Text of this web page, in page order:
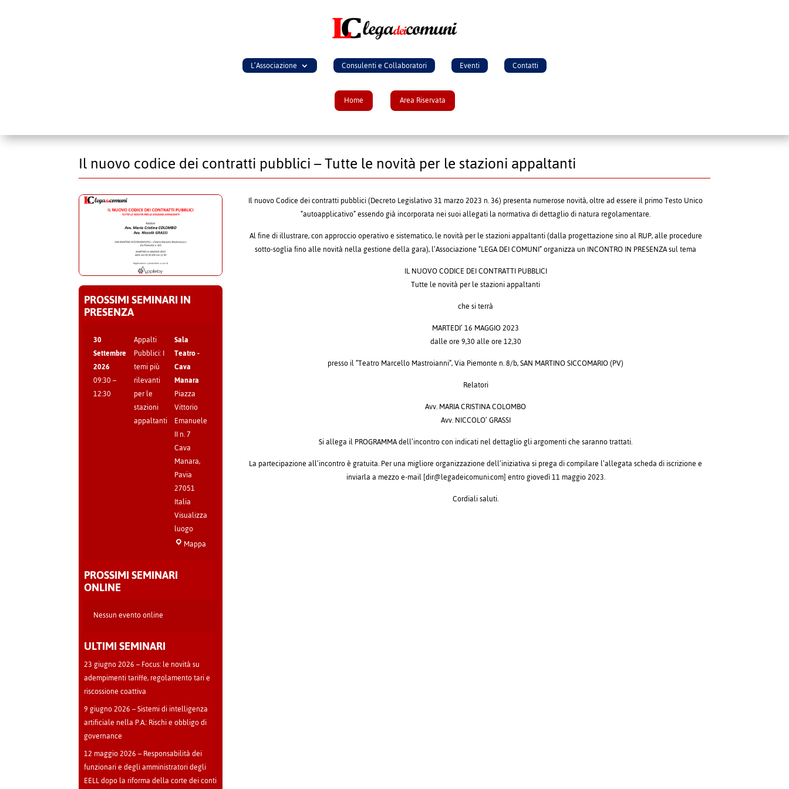
L’Associazione Consulenti e Collaboratori Eventi Contatti
Home Area Riservata
Il nuovo codice dei contratti pubblici – Tutte le novità per le stazioni appaltanti
PROSSIMI SEMINARI IN
PRESENZA
30
Settembre
2026
09:30–
12:30
Appalti
Pubblici: I
temi più
rilevanti
per le
stazioni
appaltanti
Sala
Teatro -
Cava
Manara
Piazza
Vittorio
Emanuele
II n. 7
Cava
Manara,
Pavia
27051
Italia
Visualizza
luogo
MappaSala
PROSSIMI SEMINARI
ONLINE
Nessun evento online
ULTIMI SEMINARI
23 giugno 2026 – Focus: le novità su
adempimenti tariffe, regolamento tari e
riscossione coattiva
9 giugno 2026 – Sistemi di intelligenza
artificiale nella P.A.: Rischi e obbligo di
governance
12 maggio 2026 – Responsabilità dei
funzionari e degli amministratori degli
EELL dopo la riforma della corte dei conti
Il nuovo Codice dei contratti pubblici (Decreto Legislativo 31 marzo 2023 n. 36) presenta numerose novità, oltre ad essere il primo Testo Unico
“autoapplicativo” essendo già incorporata nei suoi allegati la normativa di dettaglio di natura regolamentare.
Al fine di illustrare, con approccio operativo e sistematico, le novità per le stazioni appaltanti (dalla progettazione sino al RUP, alle procedure
sotto-soglia fino alle novità nella gestione della gara), l’Associazione “LEGA DEI COMUNI” organizza un INCONTRO IN PRESENZA sul tema
IL NUOVO CODICE DEI CONTRATTI PUBBLICI
Tutte le novità per le stazioni appaltanti
che si terrà
MARTEDI’ 16 MAGGIO 2023
dalle ore 9,30 alle ore 12,30
presso il “Teatro Marcello Mastroianni”, Via Piemonte n. 8/b, SAN MARTINO SICCOMARIO (PV)
Relatori
Avv. MARIA CRISTINA COLOMBO
Avv. NICCOLO’ GRASSI
Si allega il PROGRAMMA dell’incontro con indicati nel dettaglio gli argomenti che saranno trattati.
La partecipazione all’incontro è gratuita. Per una migliore organizzazione dell’iniziativa si prega di compilare l’allegata scheda di iscrizione e
inviarla a mezzo e-mail [dir@legadeicomuni.com] entro giovedì 11 maggio 2023.
Cordiali saluti.